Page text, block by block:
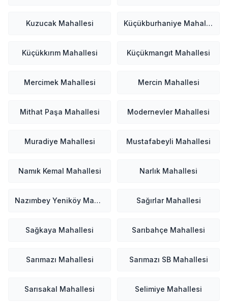
Kuzucak Mahallesi Küçükburhaniye Mahallesi
Küçükkırım Mahallesi Küçükmangıt Mahallesi
Mercimek Mahallesi Mercin Mahallesi
Mithat Paşa Mahallesi Modernevler Mahallesi
Muradiye Mahallesi Mustafabeyli Mahallesi
Namık Kemal Mahallesi Narlık Mahallesi
Nazımbey Yeniköy Mahallesi Sağırlar Mahallesi
Sağkaya Mahallesi Sarıbahçe Mahallesi
Sarımazı Mahallesi Sarımazı SB Mahallesi
Sarısakal Mahallesi Selimiye Mahallesi